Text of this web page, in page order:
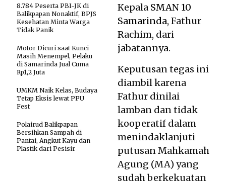
Kepala SMAN 10
Samarinda, Fathur
Rachim, dari
jabatannya.
Keputusan tegas ini
diambil karena
Fathur dinilai
lamban dan tidak
kooperatif dalam
menindaklanjuti
putusan Mahkamah
Agung (MA) yang
sudah berkekuatan
8.784 Peserta PBI-JK di
Balikpapan Nonaktif, BPJS
Kesehatan Minta Warga
Tidak Panik
Motor Dicuri saat Kunci
Masih Menempel, Pelaku
di Samarinda Jual Cuma
Rp1,2 Juta
UMKM Naik Kelas, Budaya
Tetap Eksis lewat PPU
Fest
Polairud Balikpapan
Bersihkan Sampah di
Pantai, Angkut Kayu dan
Plastik dari Pesisir